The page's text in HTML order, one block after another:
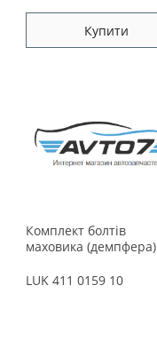
Subaru
Toyota
Volvo
Купити
Комплект болтів
маховика (демпфера)
LUK 411 0159 10